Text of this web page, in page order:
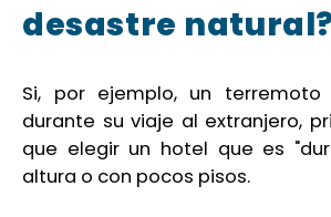
desastre natural?
Si, por ejemplo, un terremoto
durante su viaje al extranjero,
que elegir un hotel que es
altura o con pocos pisos.